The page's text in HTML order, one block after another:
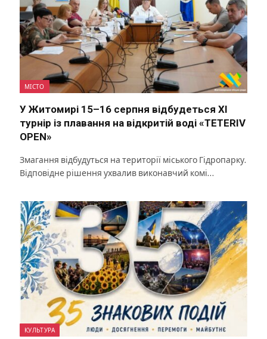
МІСТО
У Житомирі 15–16 серпня відбудеться XI
турнір із плавання на відкритій воді «TETERIV
OPEN»
Змагання відбудуться на території міського Гідропарку.
Відповідне рішення ухвалив виконавчий комі…
КУЛЬТУРА